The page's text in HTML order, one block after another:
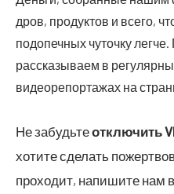
дров, продуктов и всего,
подопечных чуточку
рассказываем в
видеорепортажах на
Не забудьтеотключить
хотите сделать
проходит, напишите нам в